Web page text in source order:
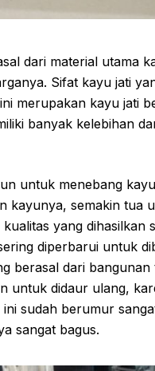
dari material utama
Sifat kayu jati
merupakan kayu jati
banyak kelebihan
untuk menebang
kayunya, semakin tua
yang dihasilkan
diperbarui untuk
berasal dari bangunan
untuk didaur ulang,
sudah berumur
sangat bagus.